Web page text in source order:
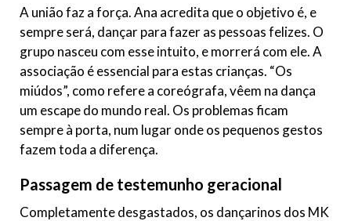
A união faz a força. Ana acredita que o objetivo é, e
sempre será, dançar para fazer as pessoas felizes. O
grupo nasceu com esse intuito, e morrerá com ele. A
associação é essencial para estas crianças. “Os
miúdos”, como refere a coreógrafa, vêem na dança
um escape do mundo real. Os problemas ficam
sempre à porta, num lugar onde os pequenos gestos
fazem toda a diferença.
Passagem de testemunho geracional
Completamente desgastados, os dançarinos dos MK